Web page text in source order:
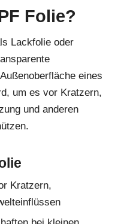
Folie?
Lackfolie oder
eines
um es vor Kratzern,
und anderen
Kratzern,